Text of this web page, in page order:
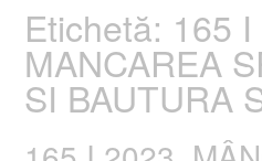
Etichetă: 165
MANCAREA
SI BAUTURA